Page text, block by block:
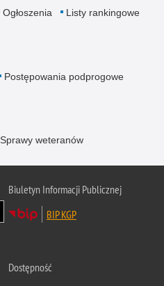
Ogłoszenia
Listy rankingowe
Postępowania podprogowe
Sprawy weteranów
Biuletyn Informacji Publicznej
BIP KGP
Dostępność